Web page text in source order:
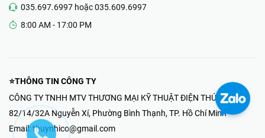
035.697.6997 hoặc 035.609.6997
8:00 AM - 17:00 PM
⭐THÔNG TIN CÔNG TY
CÔNG TY TNHH MTV THƯƠNG MẠI KỸ THUẬT ĐIỆN THÚY NHI
82/14/32A Nguyễn Xí, Phường Bình Thạnh, TP. Hồ Chí Minh
Email: thuynhico@gmail.com